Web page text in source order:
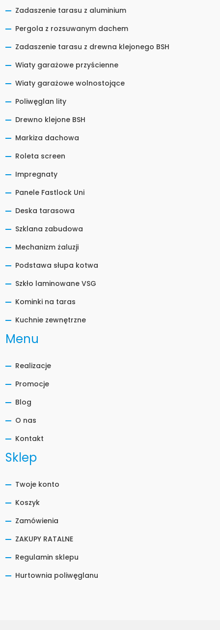
Zadaszenie tarasu z aluminium
Pergola z rozsuwanym dachem
Zadaszenie tarasu z drewna klejonego BSH
Wiaty garażowe przyścienne
Wiaty garażowe wolnostojące
Poliwęglan lity
Drewno klejone BSH
Markiza dachowa
Roleta screen
Impregnaty
Panele Fastlock Uni
Deska tarasowa
Szklana zabudowa
Mechanizm żaluzji
Podstawa słupa kotwa
Szkło laminowane VSG
Kominki na taras
Kuchnie zewnętrzne
Menu
Realizacje
Promocje
Blog
O nas
Kontakt
Sklep
Twoje konto
Koszyk
Zamówienia
ZAKUPY RATALNE
Regulamin sklepu
Hurtownia poliwęglanu